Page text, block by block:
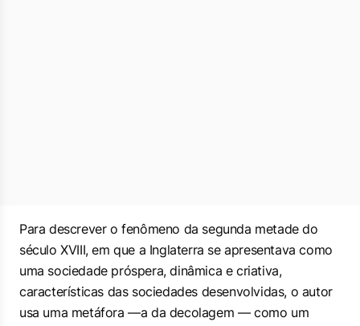
Para descrever o fenômeno da segunda metade do
século XVIII, em que a Inglaterra se apresentava como
uma sociedade próspera, dinâmica e criativa,
características das sociedades desenvolvidas, o autor
usa uma metáfora —a da decolagem — como um